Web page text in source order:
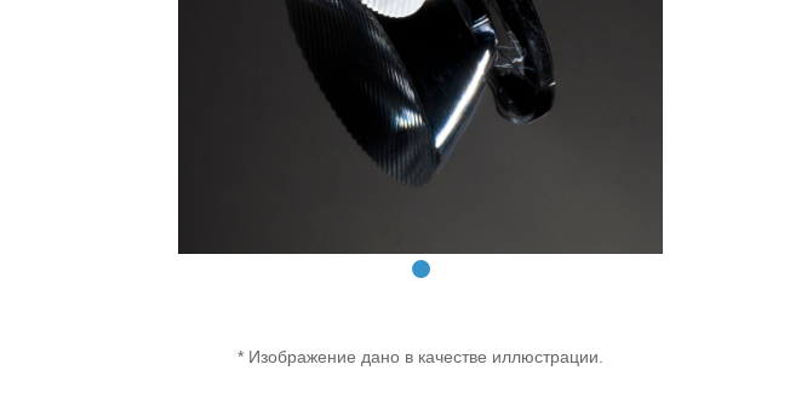
* Изображение дано в качестве иллюстрации.